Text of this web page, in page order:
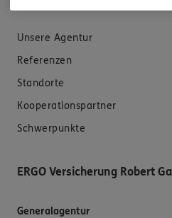
Unsere Agentur
Referenzen
Standorte
Kooperationspartner
Schwerpunkte
ERGO Versicherung Robert
Generalagentur